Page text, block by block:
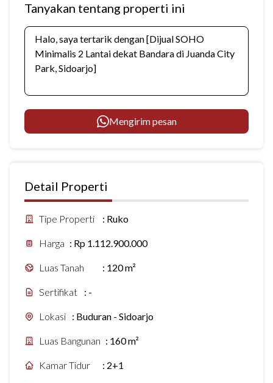
Tanyakan tentang properti ini
Mengirim pesan
Detail Properti
Tipe Properti : Ruko
Harga : Rp 1.112.900.000
Luas Tanah : 120 m²
Sertifikat : -
Lokasi : Buduran - Sidoarjo
Luas Bangunan : 160 m²
Kamar Tidur : 2+1